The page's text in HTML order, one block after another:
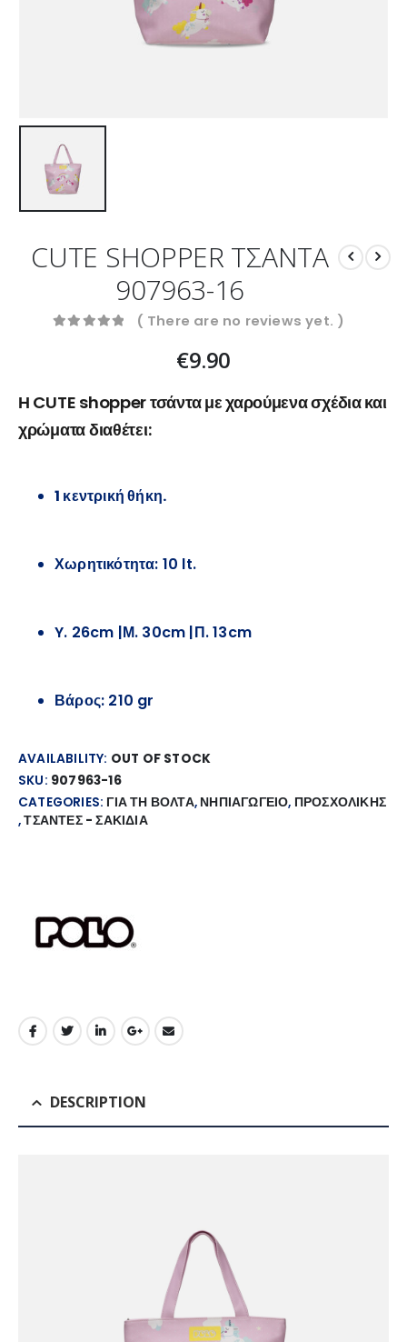
CUTE SHOPPER ΤΣΑΝΤΑ
907963-16
( There are no reviews yet. )
€9.90
Η CUTE shopper τσάντα με χαρούμενα σχέδια και
χρώματα διαθέτει:
1 κεντρική θήκη.
Χωρητικότητα: 10 lt.
Y. 26cm |Μ. 30cm |Π. 13cm
Βάρος: 210 gr
AVAILABILITY: OUT OF STOCK
SKU: 907963-16
CATEGORIES: ΓΙΑ ΤΗ ΒΟΛΤΑ, ΝΗΠΙΑΓΩΓΕΙΟ, ΠΡΟΣΧΟΛΙΚΗΣ
,ΤΣΑΝΤΕΣ - ΣΑΚΙΔΙΑ
DESCRIPTION